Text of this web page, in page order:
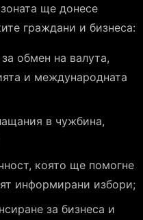
ще донесе
граждани и бизнеса:
обмен на валута,
и международната
в чужбина,
която ще помогне
информирани избори;
за бизнеса и